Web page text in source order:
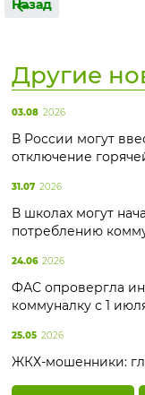
Назад
Другие
03.08 2026
В России могут
отключение
31.07 2026
В школах могут
потреблению
24.06 2026
ФАС опровергла
коммуналку с 1
25.05 2026
ЖКХ-мошенники: